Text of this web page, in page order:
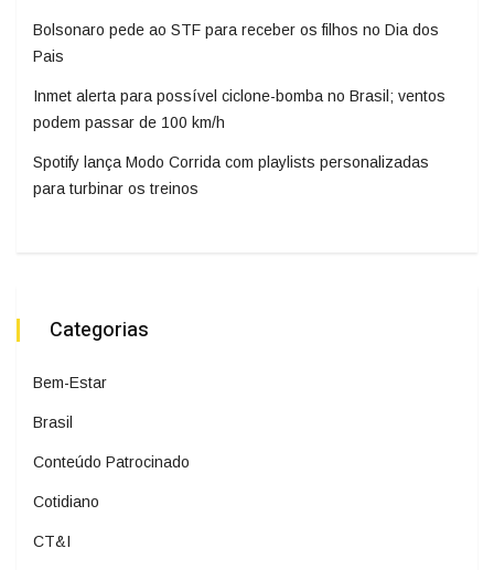
Bolsonaro pede ao STF para receber os filhos no Dia dos
Pais
Inmet alerta para possível ciclone-bomba no Brasil; ventos
podem passar de 100 km/h
Spotify lança Modo Corrida com playlists personalizadas
para turbinar os treinos
Categorias
Bem-Estar
Brasil
Conteúdo Patrocinado
Cotidiano
CT&I